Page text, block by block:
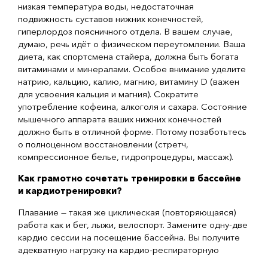
низкая температура воды, недостаточная
подвижность суставов нижних конечностей,
гиперлордоз поясничного отдела. В вашем случае,
думаю, речь идёт о физическом переутомлении. Ваша
диета, как спортсмена стайера, должна быть богата
витаминами и минералами. Особое внимание уделите
натрию, кальцию, калию, магнию, витамину D (важен
для усвоения кальция и магния). Сократите
употребление кофеина, алкоголя и сахара. Состояние
мышечного аппарата ваших нижних конечностей
должно быть в отличной форме. Потому позаботьтесь
о полноценном восстановлении (стретч,
компрессионное белье, гидропроцедуры, массаж).
Как грамотно сочетать тренировки в бассейне
и кардиотренировки?
Плавание — такая же циклическая (повторяющаяся)
работа как и бег, лыжи, велоспорт. Замените одну-две
кардио сессии на посещение бассейна. Вы получите
адекватную нагрузку на кардио-респираторную